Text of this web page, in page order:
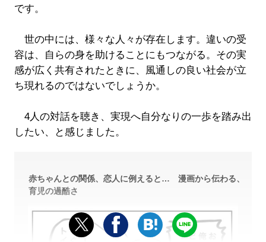
です。
世の中には、様々な人々が存在します。違いの受
容は、自らの身を助けることにもつながる。その実
感が広く共有されたときに、風通しの良い社会が立
ち現れるのではないでしょうか。
4人の対話を聴き、実現へ自分なりの一歩を踏み出
したい、と感じました。
赤ちゃんとの関係、恋人に例えると… 漫画から伝わる、
育児の過酷さ